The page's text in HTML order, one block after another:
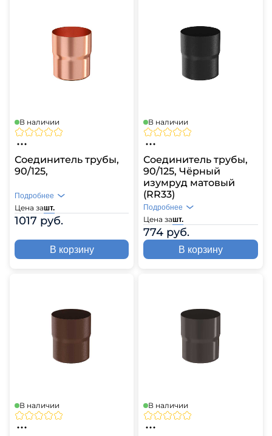
В наличии
Соединитель трубы,
90/125,
Цена зашт.
1017 руб.
Подробнее
В корзину
В наличии
Соединитель трубы,
90/125, Чёрный
изумруд матовый
(RR33)
Цена зашт.
774 руб.
Подробнее
В корзину
В наличии В наличии